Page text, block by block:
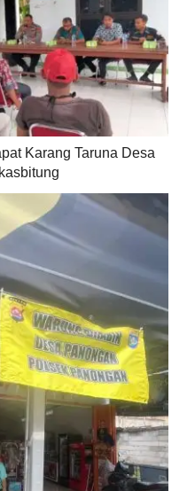
Karang Taruna Desa